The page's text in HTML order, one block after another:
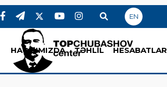
EN
HAQQIMIZDA TƏHLİL HESABATLAR